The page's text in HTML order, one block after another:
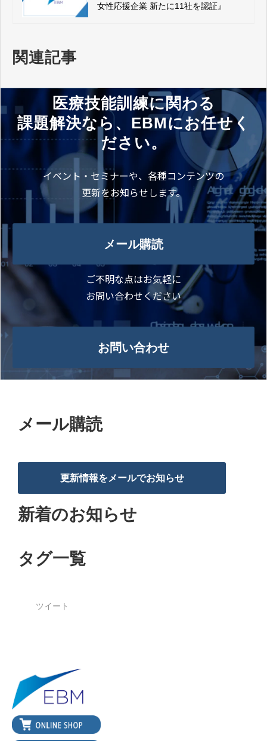
女性応援企業 新たに11社を認証』
関連記事
医療技能訓練に関わる
課題解決なら、EBMにお任せく
ださい。
イベント・セミナーや、各種コンテンツの
更新をお知らせします。
メール購読
ご不明な点はお気軽に
お問い合わせください
お問い合わせ
メール購読
更新情報をメールでお知らせ
新着のお知らせ
タグ一覧
ツイート